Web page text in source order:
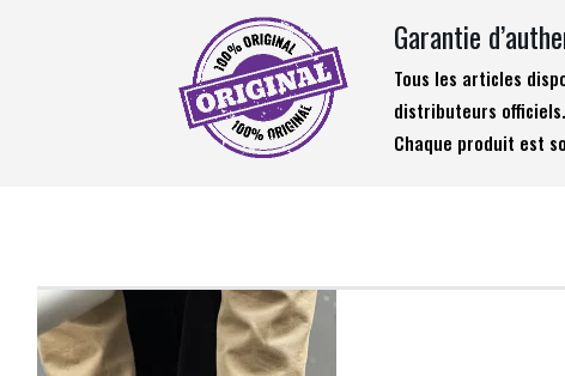
Garantie
Tous les articles
distributeurs officiels.
Chaque produit est